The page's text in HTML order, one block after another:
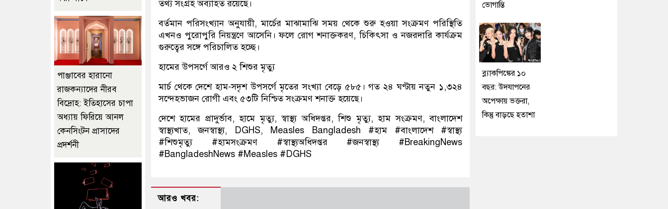
তথ্য সংগ্রহ অব্যাহত রয়েছে।
বর্তমান পরিসংখ্যান অনুযায়ী, মার্চের মাঝামাঝি সময় থেকে শুরু হওয়া সংক্রমণ পরিস্থিতি
এখনও পুরোপুরি নিয়ন্ত্রণে আসেনি। ফলে রোগ শনাক্তকরণ, চিকিৎসা ও নজরদারি কার্যক্রম
গুরুত্বের সঙ্গে পরিচালিত হচ্ছে।
হামের উপসর্গে আরও ২ শিশুর মৃত্যু
মার্চ থেকে দেশে হাম-সদৃশ উপসর্গে মৃতের সংখ্যা বেড়ে ৫৮৫। গত ২৪ ঘণ্টায় নতুন ১,৩২৪
সন্দেহভাজন রোগী এবং ৫৩টি নিশ্চিত সংক্রমণ শনাক্ত হয়েছে।
দেশে হামের প্রাদুর্ভাব, হামে মৃত্যু, স্বাস্থ্য অধিদপ্তর, শিশু মৃত্যু, হাম সংক্রমণ, বাংলাদেশ
স্বাস্থ্যখাত, জনস্বাস্থ্য, DGHS, Measles Bangladesh #হাম #বাংলাদেশ #স্বাস্থ্য
#শিশুমৃত্যু #হামসংক্রমণ #স্বাস্থ্যঅধিদপ্তর #জনস্বাস্থ্য #BreakingNews
#BangladeshNews #Measles #DGHS
আরও খবর:
পাঞ্জাবের হারানো
রাজকন্যাদের নীরব
বিদ্রোহ: ইতিহাসের চাপা
অধ্যায় ফিরিয়ে আনল
কেনসিংটন প্রাসাদের
প্রদর্শনী
ভোগান্তি
ব্ল্যাকপিঙ্কের ১০
বছর: উদযাপনের
অপেক্ষায় ভক্তরা,
কিন্তু বাড়ছে হতাশা